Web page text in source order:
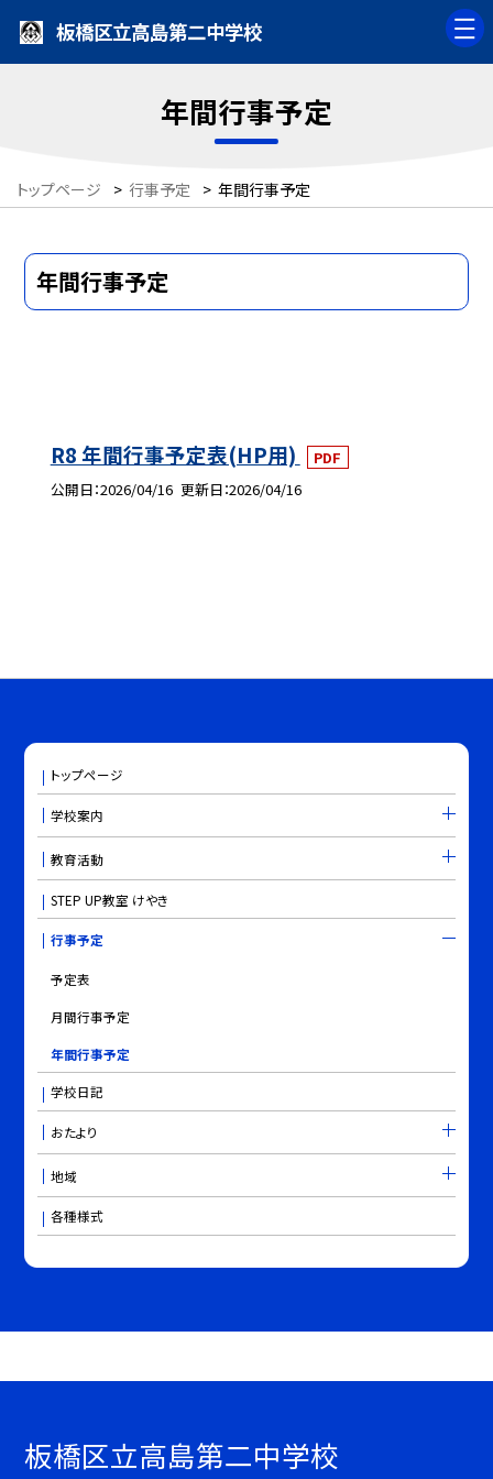
板橋区立高島第二中学校
年間行事予定
トップページ > 行事予定 > 年間行事予定
年間行事予定
R8 年間行事予定表(HP用)
PDF
公開日 2026/04/16 更新日 2026/04/16
トップページ
学校案内
教育活動
STEP UP教室 けやき
行事予定
予定表
月間行事予定
年間行事予定
学校日記
おたより
地域
各種様式
板橋区立高島第二中学校